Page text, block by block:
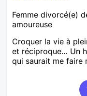
Femme divorcé(e)
amoureuse
Croquer la vie à
et réciproque… Un
qui saurait me faire